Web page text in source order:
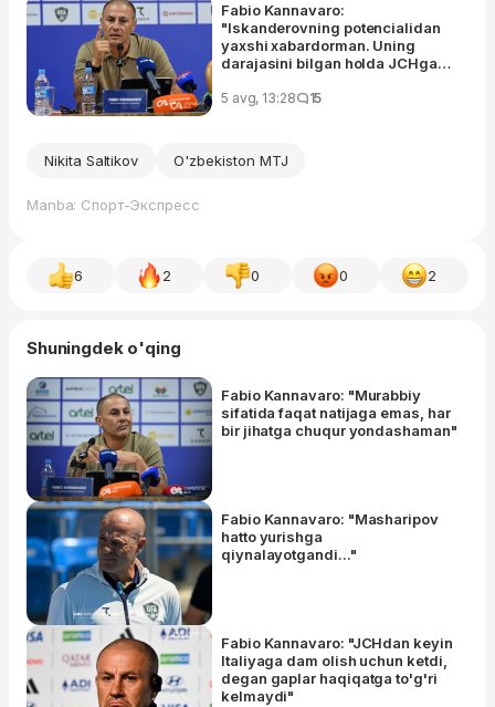
Fabio Kannavaro:
"Iskanderovning potencialidan
yaxshi xabardorman. Uning
darajasini bilgan holda JCHga
5 avg, 13:28 15
Nikita Saltikov O'zbekiston MTJ
Manba: Спорт-Экспресс
6 2 0 0 2
Shuningdek o'qing
Fabio Kannavaro: "Murabbiy
sifatida faqat natijaga emas, har
bir jihatga chuqur yondashaman"
Fabio Kannavaro: "Masharipov
hatto yurishga
qiynalayotgandi..."
Fabio Kannavaro: "JCHdan keyin
Italiyaga dam olish uchun ketdi,
degan gaplar haqiqatga to'g'ri
kelmaydi"